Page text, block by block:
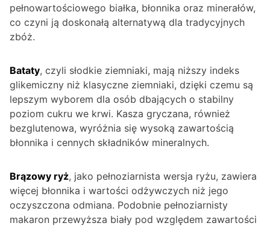
pełnowartościowego białka, błonnika oraz minerałów,
co czyni ją doskonałą alternatywą dla tradycyjnych
zbóż.
Bataty, czyli słodkie ziemniaki, mają niższy indeks
glikemiczny niż klasyczne ziemniaki, dzięki czemu są
lepszym wyborem dla osób dbających o stabilny
poziom cukru we krwi. Kasza gryczana, również
bezglutenowa, wyróżnia się wysoką zawartością
błonnika i cennych składników mineralnych.
Brązowy ryż, jako pełnoziarnista wersja ryżu, zawiera
więcej błonnika i wartości odżywczych niż jego
oczyszczona odmiana. Podobnie pełnoziarnisty
makaron przewyższa biały pod względem zawartości